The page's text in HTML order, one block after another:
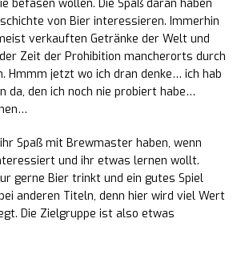
befasen wollen. Die Spaß daran haben
von Bier interessieren. Immerhin
verkauften Getränke der Welt und
Zeit der Prohibition mancherorts durch
Hmmm jetzt wo ich dran denke… ich hab
da, den ich noch nie probiert habe…
Spaß mit Brewmaster haben, wenn
und ihr etwas lernen wollt.
gerne Bier trinkt und ein gutes Spiel
anderen Titeln, denn hier wird viel Wert
Die Zielgruppe ist also etwas